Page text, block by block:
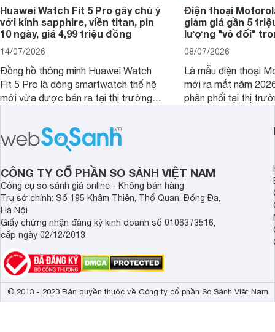
Huawei Watch Fit 5 Pro gây chú ý
với kính sapphire, viền titan, pin
10 ngày, giá 4,99 triệu đồng
14/07/2026
Đồng hồ thông minh Huawei Watch
Fit 5 Pro là dòng smartwatch thế hệ
mới vừa được bán ra tại thị trường
huy thế mạnh từ thế hệ tiền nhiệm với
thiết kế thời thượng cùng nhiều tính
Điện thoại
giảm giá gần 5
lượng "vô đối"
08/07/2026
Là mẫu điện thoại
mới ra mắt năm
phân phối tại thị
khúc cao cấp. Hiện
được nhiều đại lý
thêm một lựa chọn
người dùng Việt.
CÔNG TY CỔ PHẦN SO SÁNH VIỆT NAM
Công cụ so sánh giá online - Không bán hàng
Trụ sở chính: Số 195 Khâm Thiên, Thổ Quan, Đống Đa,
Hà Nội
Giấy chứng nhận đăng ký kinh doanh số 0106373516,
cấp ngày 02/12/2013
© 2013 - 2023 Bản quyền thuộc về Công ty cổ phần So Sánh Việt Nam